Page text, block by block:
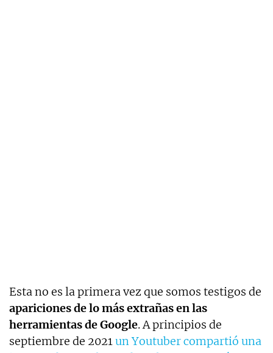
Esta no es la primera vez que somos testigos de
apariciones de lo más extrañas en las
herramientas de Google. A principios de
septiembre de 2021un Youtuber compartió una